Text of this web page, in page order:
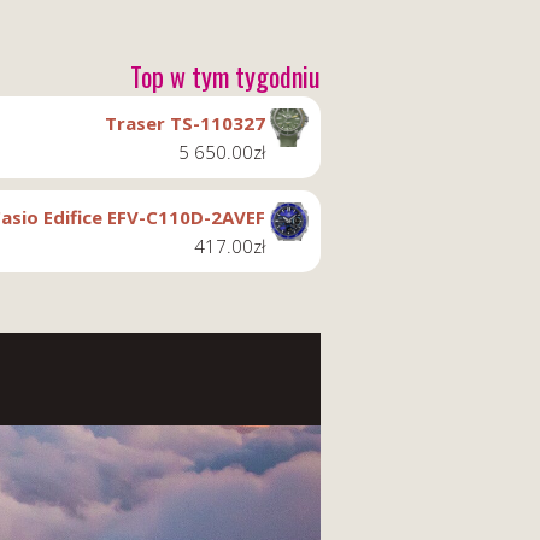
Top w tym tygodniu
Traser TS-110327
5 650.00zł
Edifice EFV-C110D-2AVEF
417.00zł